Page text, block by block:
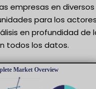
empresas en diversos
para los
en profundidad de
todos los datos.